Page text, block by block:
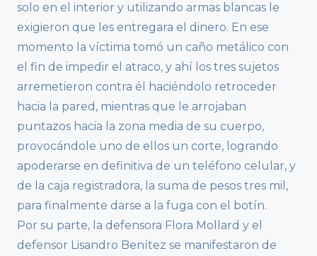
solo en el interior y utilizando armas blancas le
exigieron que les entregara el dinero. En ese
momento la víctima tomó un caño metálico con
el fin de impedir el atraco, y ahí los tres sujetos
arremetieron contra él haciéndolo retroceder
hacia la pared, mientras que le arrojaban
puntazos hacia la zona media de su cuerpo,
provocándole uno de ellos un corte, logrando
apoderarse en definitiva de un teléfono celular, y
de la caja registradora, la suma de pesos tres mil,
para finalmente darse a la fuga con el botín.
Por su parte, la defensora Flora Mollard y el
defensor Lisandro Benítez se manifestaron de